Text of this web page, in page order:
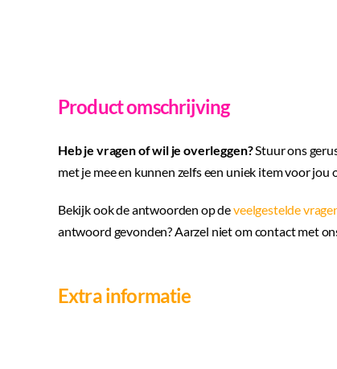
Product omschrijving
Heb je vragen of wil je overleggen?Stuur ons
met je mee en kunnen zelfs een uniek item voor jou
Bekijk ook de antwoorden op deveelgestelde
antwoord gevonden? Aarzel niet om contact met
Extra informatie